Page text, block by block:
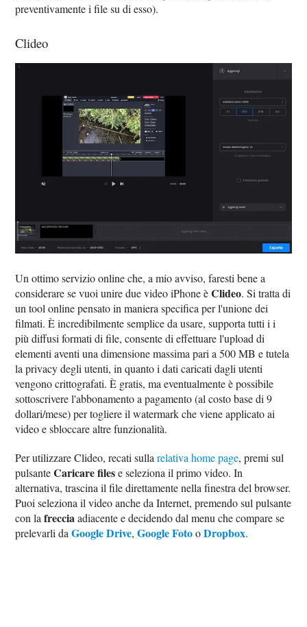
preventivamente i file su di esso).
Clideo
Un ottimo servizio online che, a mio avviso, faresti bene a
considerare se vuoi unire due video iPhone èClideo. Si tratta di
un tool online pensato in maniera specifica per l'unione dei
filmati. È incredibilmente semplice da usare, supporta tutti i i
più diffusi formati di file, consente di effettuare l'upload di
elementi aventi una dimensione massima pari a 500 MB e tutela
la privacy degli utenti, in quanto i dati caricati dagli utenti
vengono crittografati. È gratis, ma eventualmente è possibile
sottoscrivere l'abbonamento a pagamento (al costo base di 9
dollari/mese) per togliere il watermark che viene applicato ai
video e sbloccare altre funzionalità.
Per utilizzare Clideo, recati sullarelativa home page, premi sul
pulsanteCaricare filese seleziona il primo video. In
alternativa, trascina il file direttamente nella finestra del browser.
Puoi seleziona il video anche da Internet, premendo sul pulsante
con lafrecciaadiacente e decidendo dal menu che compare se
prelevarli daGoogle Drive,Google FotooDropbox.